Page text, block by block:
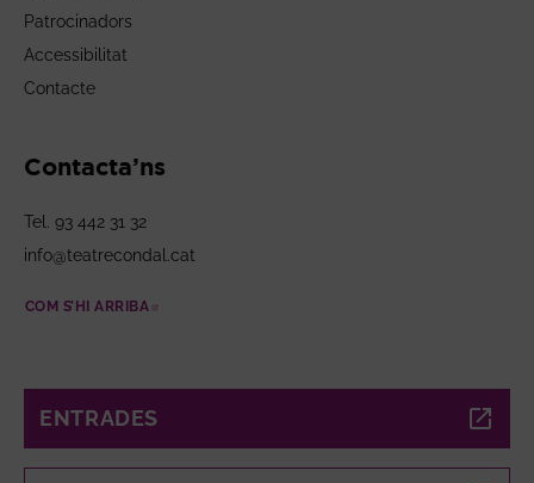
Patrocinadors
Accessibilitat
Contacte
Contacta’ns
Tel. 93 442 31 32
info@teatrecondal.cat
COM S’HI ARRIBA
ENTRADES